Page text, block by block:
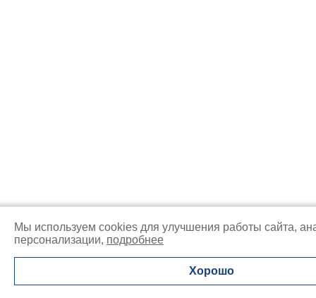
Мы используем cookies для улучшения работы сайта,
персонализации, подробнее
Хорошо